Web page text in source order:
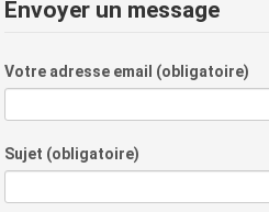
Envoyer un message
Votre adresse email (obligatoire)
Sujet (obligatoire)